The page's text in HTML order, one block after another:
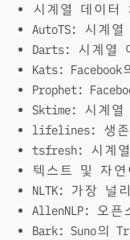
시계열 데이터
AutoTS: 시계열
Darts: 시계열
Kats:
Prophet:
Sktime: 시계
lifelines: 생존
tsfresh: 시계
텍스트 및 자연
NLTK: 가장 널
AllenNLP: 오픈
Bark: Suno의